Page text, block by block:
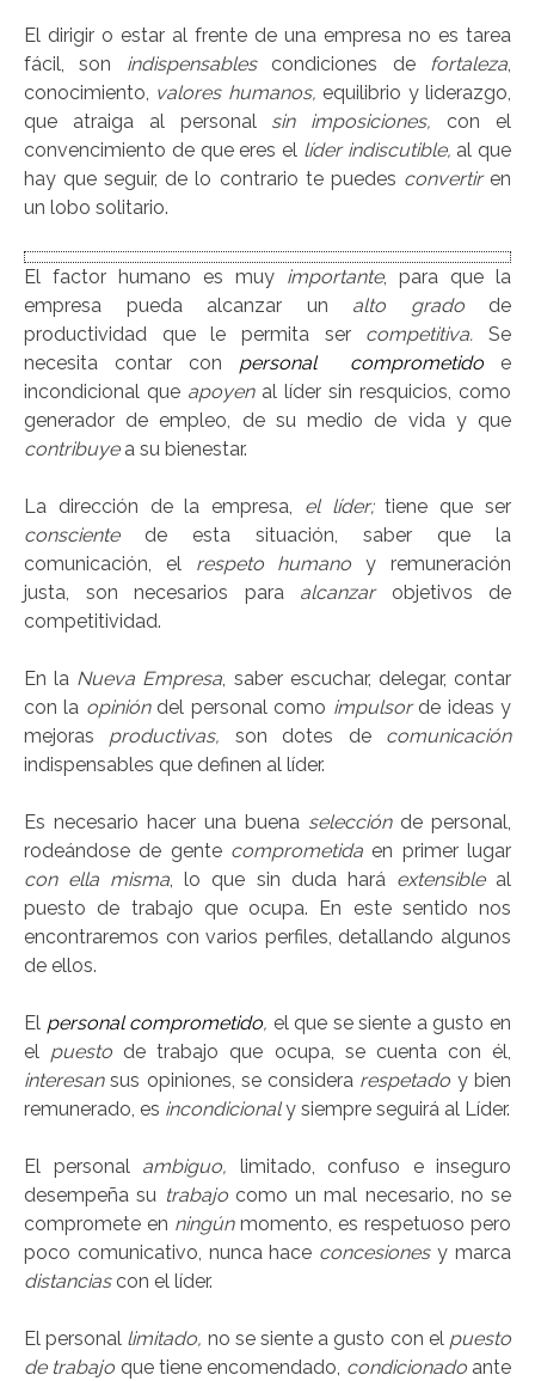
El dirigir o estar al frente de una empresa no es tarea
fácil, son indispensablescondiciones de fortaleza,
conocimiento, valores humanos, equilibrio y liderazgo,
que atraiga al personal sin imposiciones, con el
convencimiento de que eres el líder indiscutible, al que
hay que seguir, de lo contrario te puedes convertiren
un lobo solitario.
El factor humano es muy importante, para que la
empresa pueda alcanzar un alto grado de
productividad que le permita ser competitiva. Se
necesita contar con personal comprometido e
incondicional que apoyenal líder sin resquicios, como
generador de empleo, de su medio de vida y que
contribuyea su bienestar.
La dirección de la empresa, el líder;tiene que ser
conscientede esta situación, saber que la
comunicación, el respeto humano y remuneración
justa, son necesarios para alcanzarobjetivos de
competitividad.
En la Nueva Empresa, saber escuchar, delegar, contar
con la opinióndel personal como impulsorde ideas y
mejoras productivas, son dotes de comunicación
indispensables que definen al líder.
Es necesario hacer una buena selección de personal,
rodeándose de gente comprometida en primer lugar
con ella misma, lo que sin duda hará extensible al
puesto de trabajo que ocupa. En este sentido nos
encontraremos con varios perfiles, detallando algunos
de ellos.
El personal comprometido, el que se siente a gusto en
el puesto de trabajo que ocupa, se cuenta con él,
interesansus opiniones, se considera respetado y bien
remunerado, es incondicionaly siempre seguirá al Líder.
El personal ambiguo, limitado, confuso e inseguro
desempeña su trabajocomo un mal necesario, no se
compromete en ningúnmomento, es respetuoso pero
poco comunicativo, nunca hace concesionesy marca
distanciascon el líder.
El personal limitado, no se siente a gusto con el puesto
de trabajo que tiene encomendado, condicionado ante